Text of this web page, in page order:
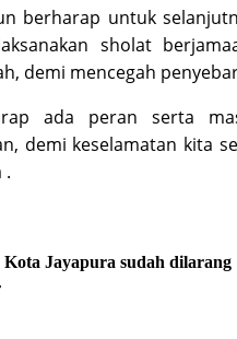
berharap untuk
sholat
demi mencegah
ada peran serta
demi keselamatan kita
.
Kota Jayapura sudah dilarang